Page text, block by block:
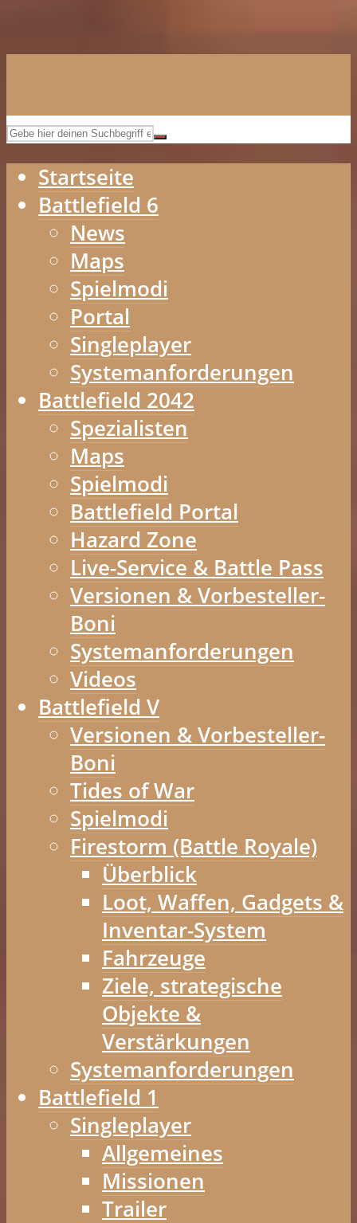
Startseite
Battlefield 6
News
Maps
Spielmodi
Portal
Singleplayer
Systemanforderungen
Battlefield 2042
Spezialisten
Maps
Spielmodi
Battlefield Portal
Hazard Zone
Live-Service & Battle Pass
Versionen & Vorbesteller-
Boni
Systemanforderungen
Videos
Battlefield V
Versionen & Vorbesteller-
Boni
Tides of War
Spielmodi
Firestorm (Battle Royale)
Überblick
Loot, Waffen, Gadgets &
Inventar-System
Fahrzeuge
Ziele, strategische
Objekte &
Verstärkungen
Systemanforderungen
Battlefield 1
Singleplayer
Allgemeines
Missionen
Trailer